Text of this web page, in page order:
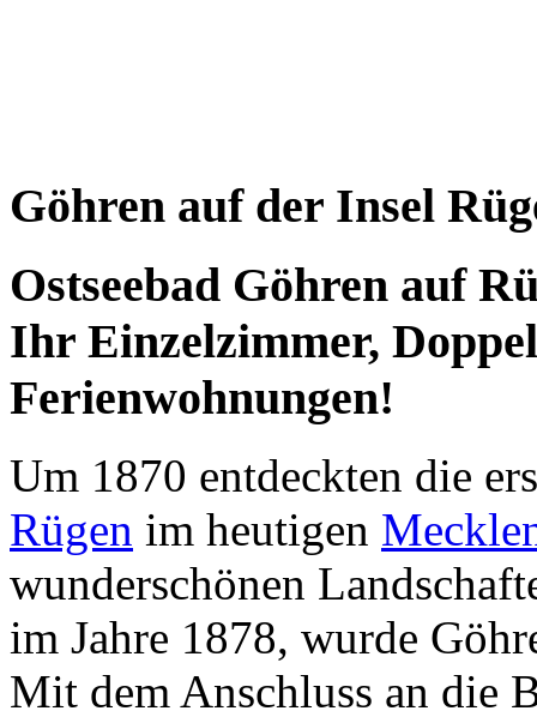
Göhren auf der Insel
Ostseebad Göhren auf
Ihr Einzelzimmer,
Ferienwohnungen!
Um 1870 entdeckten die
Rügen im heutigen
wunderschönen
im Jahre 1878, wurde
Mit dem Anschluss an die